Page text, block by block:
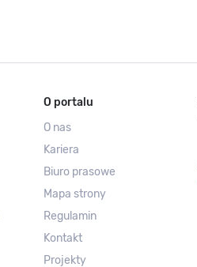
O portalu
O nas
Kariera
Biuro prasowe
Mapa strony
Regulamin
Kontakt
Projekty